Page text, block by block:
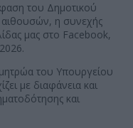
του Δημοτικού
η συνεχής
μας στο Facebook,
του Υπουργείου
με διαφάνεια και
και